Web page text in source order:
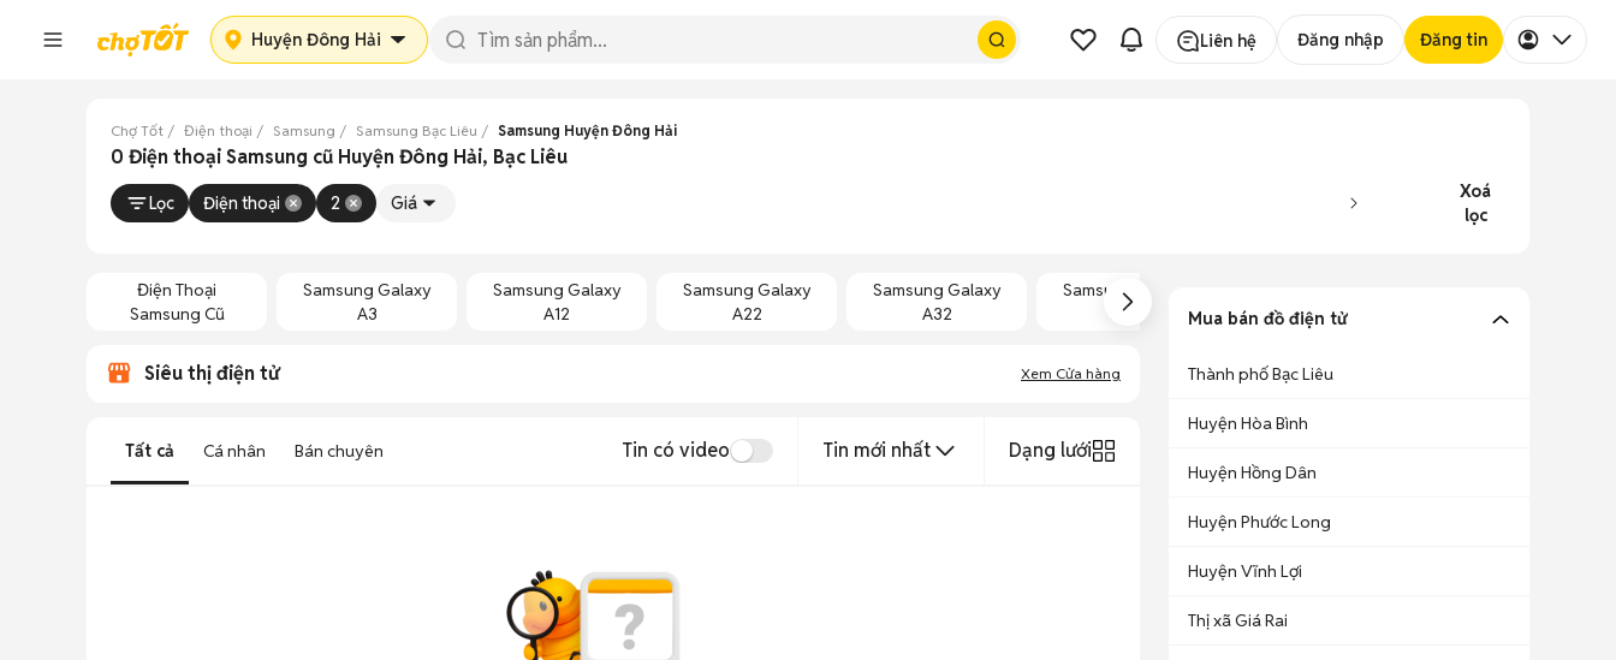
Huyện Đông Hải Liên hệ Đăng nhập Đăng tin
Chợ Tốt Điện thoại Samsung Samsung Bạc Liêu Samsung Huyện Đông Hải
0 Điện thoại Samsung cũ Huyện Đông Hải, Bạc Liêu
Lọc Điện thoại 2 Giá
Xoá
lọc
Điện Thoại
Samsung Cũ
Samsung Galaxy
A3
Samsung Galaxy
A12
Samsung Galaxy
A22
Samsung Galaxy
A32
Samsung Galaxy
A52
A72
A71
Siêu thị điện tử Xem Cửa hàng
Tất cả Cá nhân Bán chuyên Tin có video Tin mới nhất Dạng lưới
Mua bán đồ điện tử
Thành phố Bạc Liêu
Huyện Hòa Bình
Huyện Hồng Dân
Huyện Phước Long
Huyện Vĩnh Lợi
Thị xã Giá Rai